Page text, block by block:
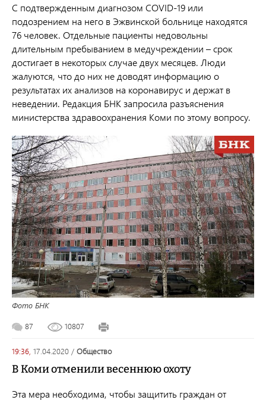
С подтвержденным диагнозом COVID-19 или
подозрением на него в Эжвинской больнице находятся
76 человек. Отдельные пациенты недовольны
длительным пребыванием в медучреждении – срок
достигает в некоторых случае двух месяцев. Люди
жалуются, что до них не доводят информацию о
результатах их анализов на коронавирус и держат в
неведении. Редакция БНК запросила разъяснения
министерства здравоохранения Коми по этому вопросу.
Фото БНК
87 10807
19:36, 17.04.2020 / общество
В Коми отменили весеннюю охоту
Эта мера необходима, чтобы защитить граждан от